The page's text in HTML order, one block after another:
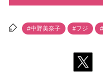
#中野美奈子 #フジ